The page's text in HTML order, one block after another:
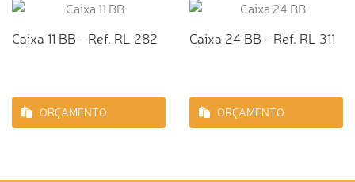
Caixa 11 BB - Ref. RL 282
ORÇAMENTO
Caixa 24 BB - Ref. RL 311
ORÇAMENTO